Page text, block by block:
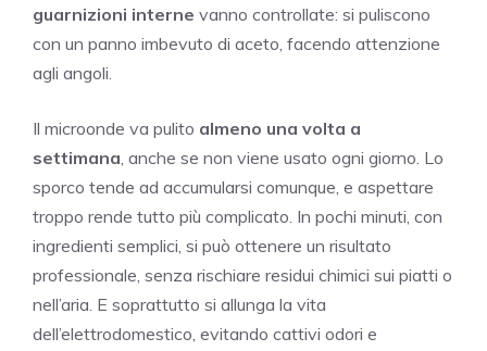
guarnizioni interne vanno controllate: si puliscono
con un panno imbevuto di aceto, facendo attenzione
agli angoli.
Il microonde va pulito almeno una volta a
settimana, anche se non viene usato ogni giorno. Lo
sporco tende ad accumularsi comunque, e aspettare
troppo rende tutto più complicato. In pochi minuti, con
ingredienti semplici, si può ottenere un risultato
professionale, senza rischiare residui chimici sui piatti o
nell’aria. E soprattutto si allunga la vita
dell’elettrodomestico, evitando cattivi odori e